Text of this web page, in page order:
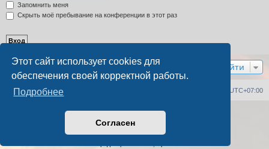
Этот сайт использует cookies для
обеспечения своей корректной работы.
Подробнее
Согласен
Запомнить меня
Скрыть моё пребывание на конференции в этот раз
Перейти
Список форумов UTC+07:00
Создано на основеphpBB® Forum Software © phpBB Limited
Русская поддержка phpBB
Jester